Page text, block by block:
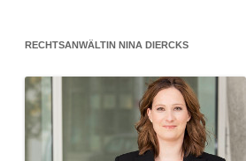
RECHTSANWÄLTIN NINA DIERCKS